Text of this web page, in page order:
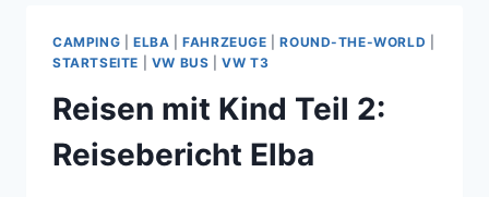
CAMPING ELBA |FAHRZEUGE |ROUND-THE-WORLD
STARTSEITE
VW BUS |VW T3
Reisen mit Kind Teil 2:
Reisebericht Elba